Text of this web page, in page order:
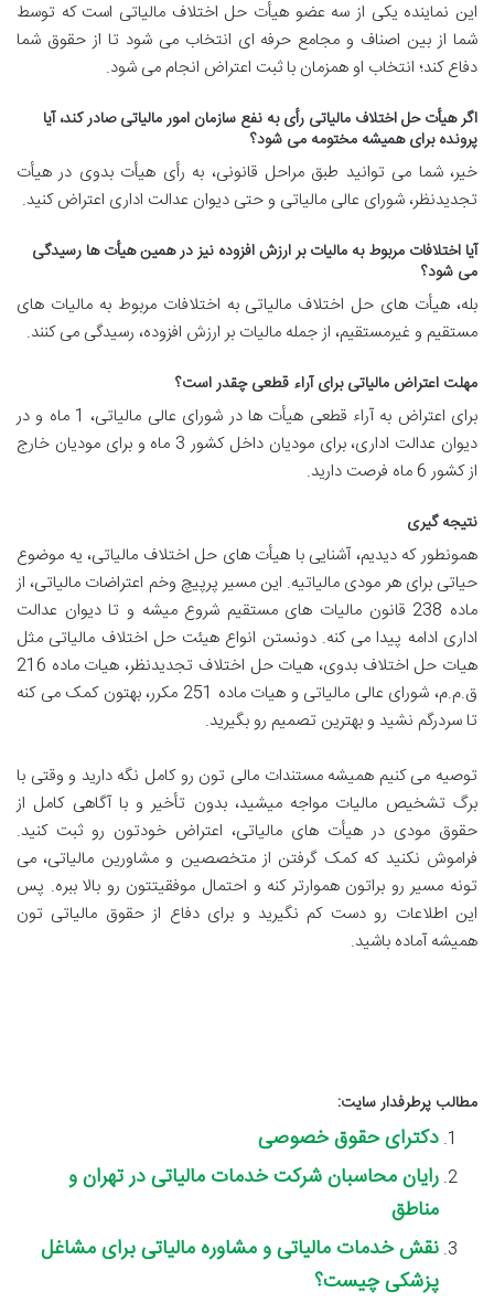
این نماینده یکی از سه عضو هیأت حل اختلاف مالیاتی است که توسط
شما از بین اصناف و مجامع حرفه ای انتخاب می شود تا از حقوق شما
دفاع کند؛ انتخاب او همزمان با ثبت اعتراض انجام می شود.
اگر هیأت حل اختلاف مالیاتی رأی به نفع سازمان امور مالیاتی صادر کند، آیا
پرونده برای همیشه مختومه می شود؟
خیر، شما می توانید طبق مراحل قانونی، به رأی هیأت بدوی در هیأت
تجدیدنظر، شورای عالی مالیاتی و حتی دیوان عدالت اداری اعتراض کنید.
آیا اختلافات مربوط به مالیات بر ارزش افزوده نیز در همین هیأت ها رسیدگی
می شود؟
بله، هیأت های حل اختلاف مالیاتی به اختلافات مربوط به مالیات های
مستقیم و غیرمستقیم، از جمله مالیات بر ارزش افزوده، رسیدگی می کنند.
مهلت اعتراض مالیاتی برای آراء قطعی چقدر است؟
برای اعتراض به آراء قطعی هیأت ها در شورای عالی مالیاتی، 1 ماه و در
دیوان عدالت اداری، برای مودیان داخل کشور 3 ماه و برای مودیان خارج
از کشور 6 ماه فرصت دارید
.
نتیجه گیری
همونطور که دیدیم، آشنایی با هیأت های حل اختلاف مالیاتی، یه موضوع
حیاتی برای هر مودی مالیاتیه. این مسیر پرپیچ وخم اعتراضات مالیاتی، از
ماده 238 قانون مالیات های مستقیم شروع میشه و تا دیوان عدالت
اداری ادامه پیدا می کنه. دونستن انواع هیئت حل اختلاف مالیاتی مثل
هیات حل اختلاف بدوی، هیات حل اختلاف تجدیدنظر، هیات ماده 216
ق.م.م، شورای عالی مالیاتی و هیات ماده 251 مکرر، بهتون کمک می کنه
تا سردرگم نشید و بهترین تصمیم رو بگیرید.
توصیه می کنیم همیشه مستندات مالی تون رو کامل نگه دارید و وقتی با
برگ تشخیص مالیات مواجه میشید، بدون تأخیر و با آگاهی کامل از
حقوق مودی در هیأت های مالیاتی، اعتراض خودتون رو ثبت کنید.
فراموش نکنید که کمک گرفتن از متخصصین و مشاورین مالیاتی، می
تونه مسیر رو براتون هموارتر کنه و احتمال موفقیتتون رو بالا ببره. پس
این اطلاعات رو دست کم نگیرید و برای دفاع از حقوق مالیاتی تون
همیشه آماده باشید.
مطالب پرطرفدار سایت:
دکترای حقوق خصوصی
رایان محاسبان شرکت خدمات مالیاتی در تهران و
مناطق
نقش خدمات مالیاتی و مشاوره مالیاتی برای مشاغل
پزشکی چیست؟